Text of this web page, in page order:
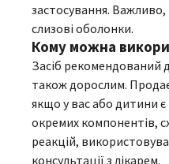
застосування.
слизові оболонки.
Кому можна
Засіб рекомендований
також дорослим.
якщо у вас або дитини
окремих компонентів,
реакцій,
консультації з лікарем.